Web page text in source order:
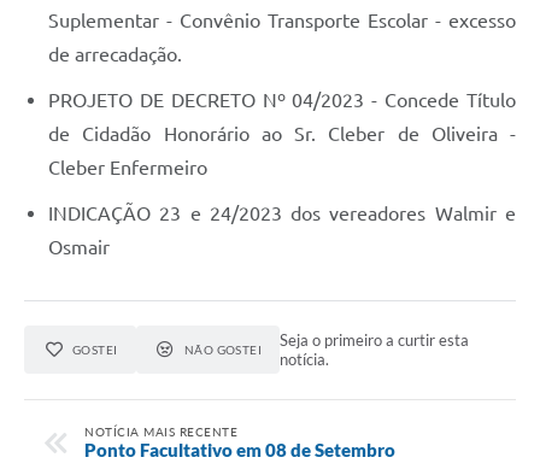
Suplementar - Convênio Transporte Escolar - excesso
de arrecadação.
PROJETO DE DECRETO Nº 04/2023 - Concede Título
de Cidadão Honorário ao Sr. Cleber de Oliveira -
Cleber Enfermeiro
INDICAÇÃO 23 e 24/2023 dos vereadores Walmir e
Osmair
GOSTEI NÃO GOSTEI
Seja o primeiro a curtir esta
notícia.
NOTÍCIA MAIS RECENTE
Ponto Facultativo em 08 de Setembro